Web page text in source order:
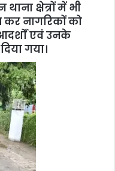
क्षेत्रों में भी
कर नागरिकों को
एवं उनके
गया।